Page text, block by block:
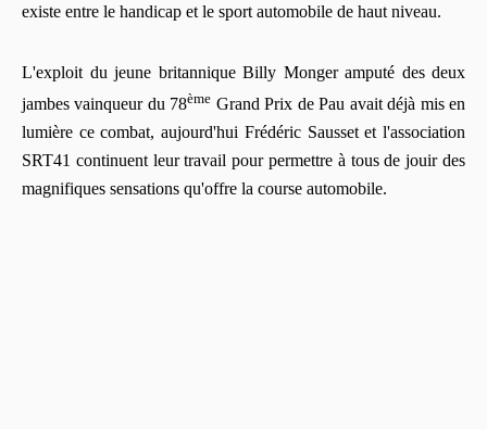
existe entre le handicap et le sport automobile de haut niveau.
L'exploit du jeune britannique Billy Monger amputé des deux
jambes vainqueur du 78ème Grand Prix de Pau avait déjà mis en
lumière ce combat, aujourd'hui Frédéric Sausset et l'association
SRT41 continuent leur travail pour permettre à tous de jouir des
magnifiques sensations qu'offre la course automobile.